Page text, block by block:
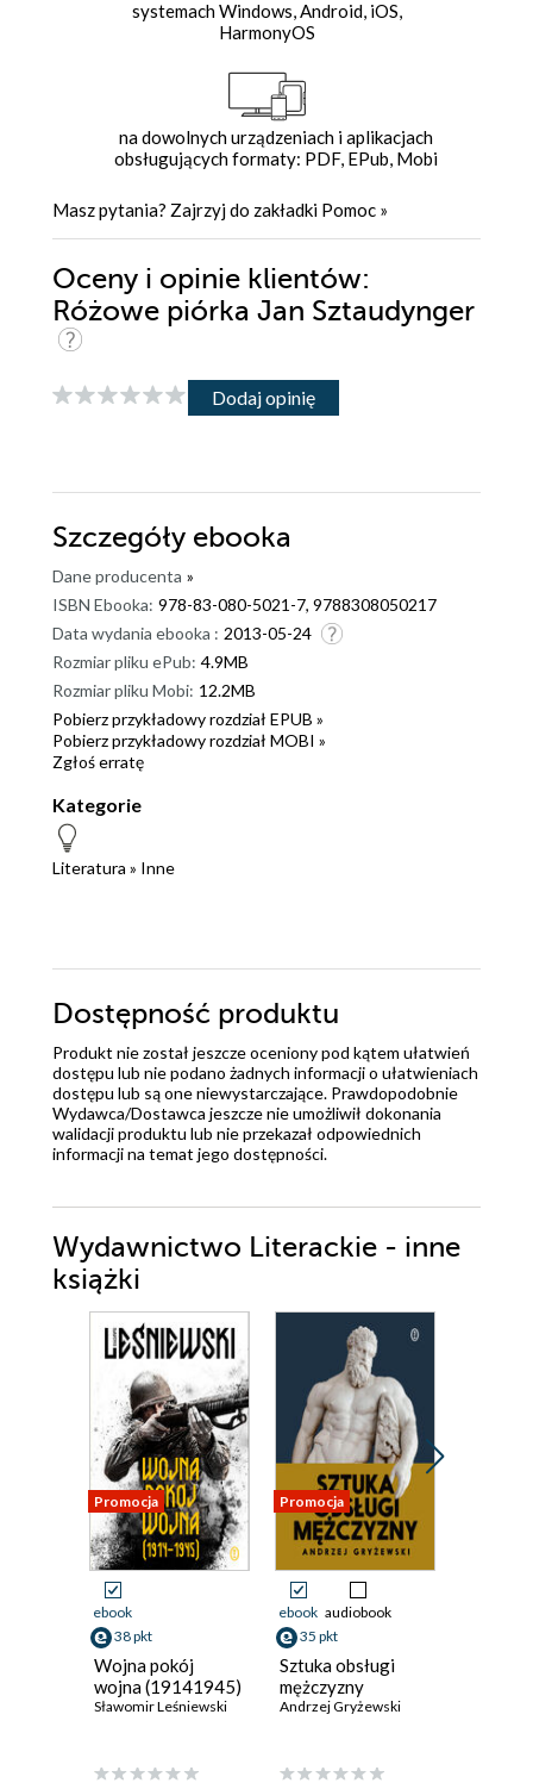
systemach Windows, Android, iOS,
HarmonyOS
na dowolnych urządzeniach i aplikacjach
obsługujących formaty: PDF, EPub, Mobi
Masz pytania? Zajrzyj do zakładki Pomoc »
Oceny i opinie klientów:
Różowe piórka Jan Sztaudynger
Dodaj opinię
Szczegóły ebooka
Dane producenta »
ISBN Ebooka: 978-83-080-5021-7, 9788308050217
Data wydania ebooka : 2013-05-24
Rozmiar pliku ePub: 4.9MB
Rozmiar pliku Mobi: 12.2MB
Pobierz przykładowy rozdział EPUB »
Pobierz przykładowy rozdział MOBI »
Zgłoś erratę
Kategorie
Literatura » Inne
Dostępność produktu
Produkt nie został jeszcze oceniony pod kątem ułatwień
dostępu lub nie podano żadnych informacji o ułatwieniach
dostępu lub są one niewystarczające. Prawdopodobnie
Wydawca/Dostawca jeszcze nie umożliwił dokonania
walidacji produktu lub nie przekazał odpowiednich
informacji na temat jego dostępności.
Wydawnictwo Literackie - inne
książki
Promocja
ebook
38 pkt
Wojna pokój
wojna (19141945)
Sławomir Leśniewski
Promocja
ebook audiobook
35 pkt
Sztuka obsługi
mężczyzny
Andrzej Gryżewski